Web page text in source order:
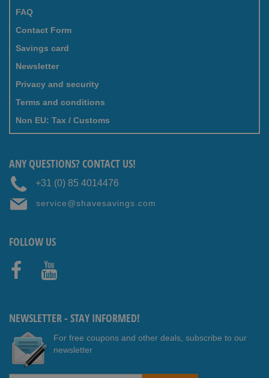
FAQ
Contact Form
Savings card
Newsletter
Privacy and security
Terms and conditions
Non EU: Tax / Customs
ANY QUESTIONS? CONTACT US!
+31 (0) 85 4014476
service@shavesavings.com
FOLLOW US
NEWSLETTER - STAY INFORMED!
For free coupons and other deals, subscribe to our
newsletter